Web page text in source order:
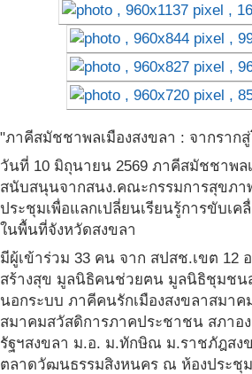
"ภาคีสมัชชาพลเมืองสงขลา : จากราก
วันที่ 10 มิถุนายน 2569 ภาคีสมัชชาพล
สนับสนุนจากสนง.คณะกรรมการสุขภา
ประชุมเพื่อแลกเปลี่ยนเรียนรู้การขับเค
ในพื้นที่จังหวัดสงขลา
มีผู้เข้าร่วม 33 คน จาก สปสช.เขต 12
สร้างสุข มูลนิธิคนช่วยฅน มูลนิธิชุมชน
นอกระบบ ภาคีคนรักเมืองสงขลาสมา
สมาคมสวัสดิการภาคประชาชน สภาอ
รัฐฯสงขลา ม.อ. ม.ทักษิณ ม.ราชภัฎสง
ตลาดวัฒนธรรมสิงหนคร ณ ห้องประชุ